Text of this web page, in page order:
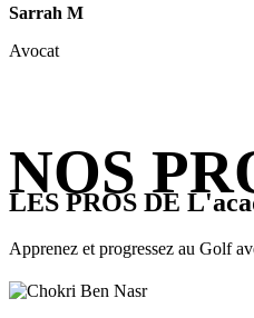
Sarrah M
Avocat
NOS
LES PROS DE
Apprenez et progressez au Golf